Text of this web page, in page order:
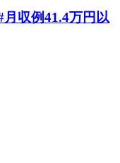
収例41.4万円以